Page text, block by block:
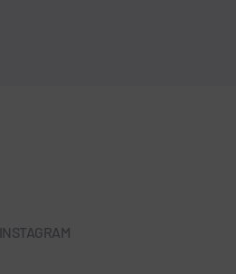
INSTAGRAM